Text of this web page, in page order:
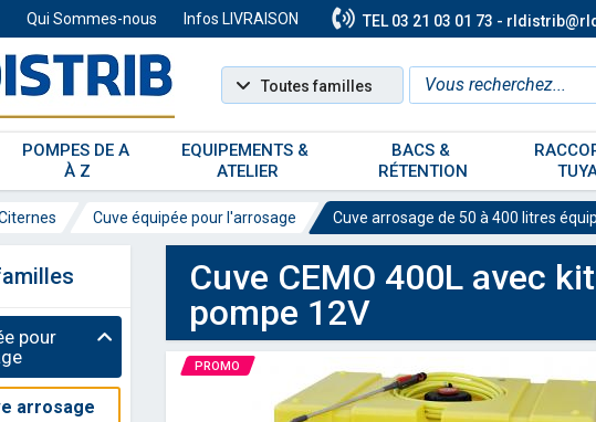
Qui Sommes-nous Infos LIVRAISON TEL 03 21 03 01 73 -
POMPES DE A
À Z
EQUIPEMENTS &
ATELIER
BACS &
RÉTENTION
Toutes familles
Cuve équipée pour l'arrosage Cuve arrosage de 50 à 400 litres
pour
arrosage
Cuve CEMO 400L avec
pompe 12V
PROMO